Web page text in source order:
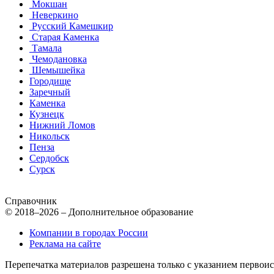
Мокшан
Неверкино
Русский Камешкир
Старая Каменка
Тамала
Чемодановка
Шемышейка
Городище
Заречный
Каменка
Кузнецк
Нижний Ломов
Никольск
Пенза
Сердобск
Сурск
Справочник
© 2018–2026 – Дополнительное образование
Компании в городах России
Реклама на сайте
Перепечатка материалов разрешена только с указанием